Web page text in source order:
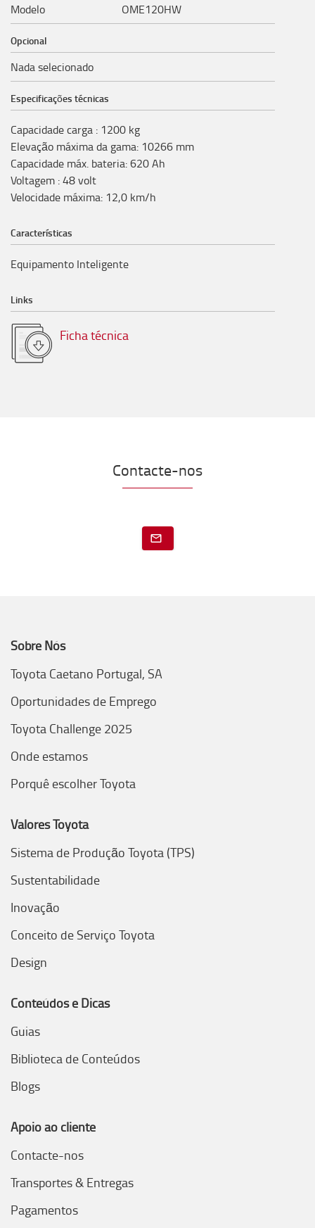
Modelo OME120HW
Opcional
Nada selecionado
Especificações técnicas
Capacidade carga : 1200 kg
Elevação máxima da gama: 10266 mm
Capacidade máx. bateria:620Ah
Voltagem :48volt
Velocidade máxima: 12,0 km/h
Características
Equipamento Inteligente
Links
Ficha técnica
Contacte-nos
Sobre Nós
Toyota Caetano Portugal, SA
Oportunidades de Emprego
Toyota Challenge 2025
Onde estamos
Porquê escolher Toyota
Valores Toyota
Sistema de Produção Toyota (TPS)
Sustentabilidade
Inovação
Conceito de Serviço Toyota
Design
Conteúdos e Dicas
Guias
Biblioteca de Conteúdos
Blogs
Apoio ao cliente
Contacte-nos
Transportes & Entregas
Pagamentos